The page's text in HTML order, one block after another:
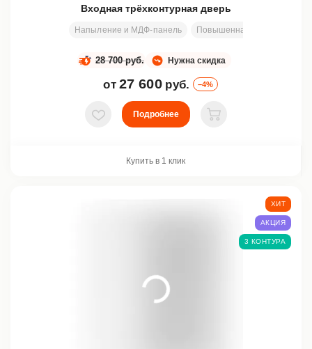
Входная трёхконтурная дверь
Напыление и МДФ-панель Повышенная изоляция
Нужна скидка
28 700 руб.
от 27 600 руб. –4%
В избранное
Подробнее
В корзину
Купить в 1 клик
ХИТ
АКЦИЯ
3 КОНТУРА